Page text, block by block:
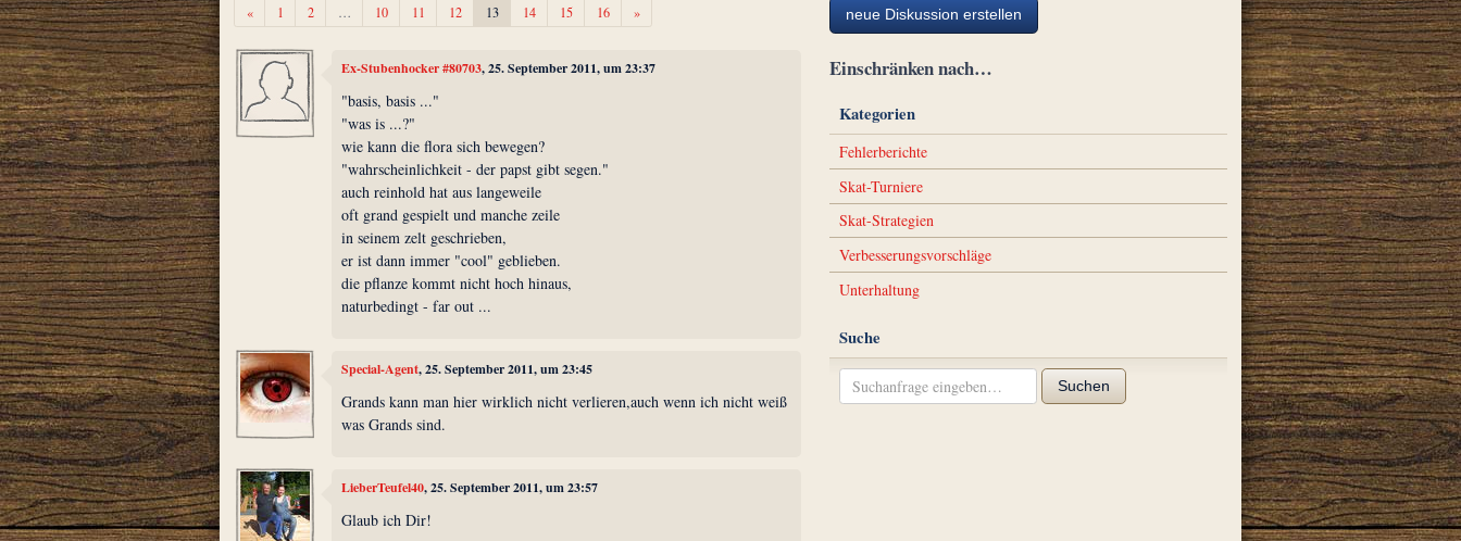
«Zurück1 2 … 10 11 12 13 14 15 16 »Weiter
Ex-Stubenhocker #80703, 25. September 2011, um 23:37
"basis, basis ..."
"was is ...?"
wie kann die flora sich bewegen?
"wahrscheinlichkeit - der papst gibt segen."
auch reinhold hat aus langeweile
oft grand gespielt und manche zeile
in seinem zelt geschrieben,
er ist dann immer "cool" geblieben.
die pflanze kommt nicht hoch hinaus,
naturbedingt - far out ...
Special-Agent, 25. September 2011, um 23:45
Grands kann man hier wirklich nicht verlieren,auch wenn ich nicht weiß
was Grands sind.
LieberTeufel40, 25. September 2011, um 23:57
Glaub ich Dir!
neue Diskussion erstellen
Einschränken nach…
Kategorien
Fehlerberichte
Skat-Turniere
Skat-Strategien
Verbesserungsvorschläge
Unterhaltung
Suche
Suchen